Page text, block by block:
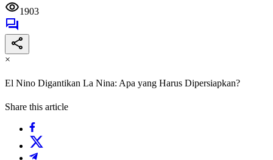
1903
×
El Nino Digantikan La Nina: Apa yang Harus Dipersiapkan?
Share this article